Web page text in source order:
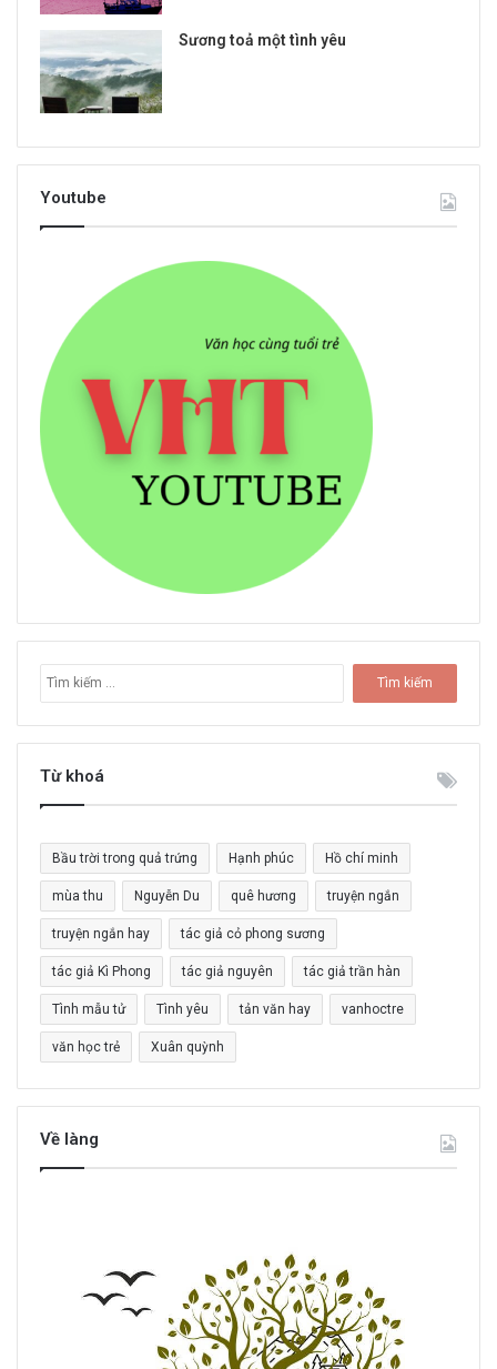
Sương toả một tình yêu
Youtube
m
k
h
o
:
Từ khoá
Bầu trời trong quả trứng Hạnh phúc Hồ chí minh
mùa thu Nguyễn Du quê hương truyện ngắn
truyện ngắn hay tác giả cỏ phong sương
tác giả Kì Phong tác giả nguyên tác giả trần hàn
Tình mẫu tử Tình yêu tản văn hay vanhoctre
văn học trẻ Xuân quỳnh
Về làng